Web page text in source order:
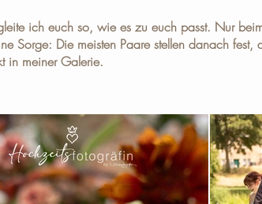
ich euch so, wie es zu euch passt. Nur
Sorge: Die meisten Paare stellen danach
in meinerGalerie.